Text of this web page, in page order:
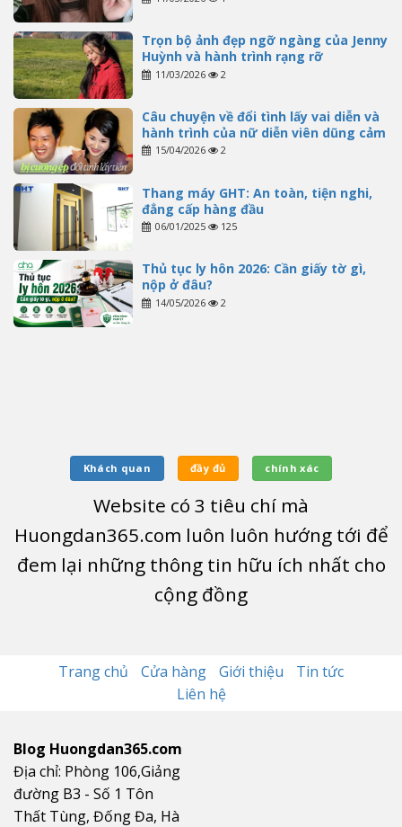
Trọn bộ ảnh đẹp ngỡ ngàng của Jenny
Huỳnh và hành trình rạng rỡ
11/03/2026 2
Câu chuyện về đổi tình lấy vai diễn và
hành trình của nữ diễn viên dũng cảm
15/04/2026 2
Thang máy GHT: An toàn, tiện nghi,
đẳng cấp hàng đầu
06/01/2025 125
Thủ tục ly hôn 2026: Cần giấy tờ gì,
nộp ở đâu?
14/05/2026 2
Khách quan đầy đủ chính xác
Website có 3 tiêu chí mà
Huongdan365.com luôn luôn hướng tới để
đem lại những thông tin hữu ích nhất cho
cộng đồng
Trang chủ Cửa hàng Giới thiệu
Tin tức
Liên hệ
Blog Huongdan365.com
Địa chỉ: Phòng 106,Giảng
đường B3 - Số 1 Tôn
Thất Tùng, Đống Đa, Hà